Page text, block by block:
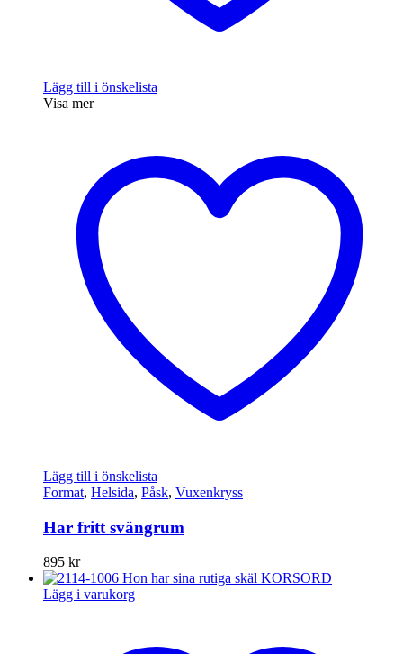
Lägg till i önskelista
Visa mer
Lägg till i önskelista
Format, Helsida, Påsk, Vuxenkryss
Har fritt svängrum
895 kr
Lägg i varukorg